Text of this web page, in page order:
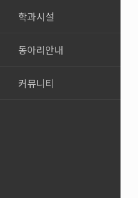
학과시설
동아리안내
커뮤니티